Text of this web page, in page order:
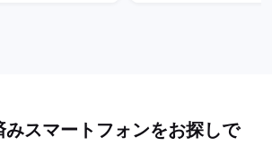
みスマートフォンをお探しで